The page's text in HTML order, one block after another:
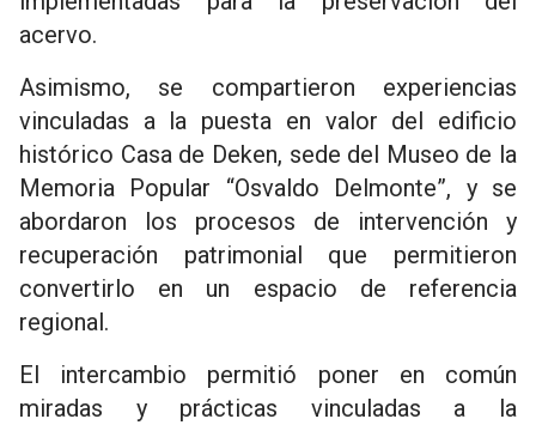
acervo.
Asimismo, se compartieron experiencias
vinculadas a la puesta en valor del edificio
histórico Casa de Deken, sede del Museo de la
Memoria Popular “Osvaldo Delmonte”, y se
abordaron los procesos de intervención y
recuperación patrimonial que permitieron
convertirlo en un espacio de referencia
regional.
El intercambio permitió poner en común
miradas y prácticas vinculadas a la